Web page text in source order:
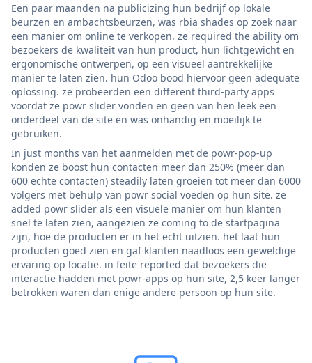
Een paar maanden na publicizing hun bedrijf op lokale
beurzen en ambachtsbeurzen, was rbia shades op zoek naar
een manier om online te verkopen. ze required the ability om
bezoekers de kwaliteit van hun product, hun lichtgewicht en
ergonomische ontwerpen, op een visueel aantrekkelijke
manier te laten zien. hun Odoo bood hiervoor geen adequate
oplossing. ze probeerden een different third-party apps
voordat ze powr slider vonden en geen van hen leek een
onderdeel van de site en was onhandig en moeilijk te
gebruiken.
In just months van het aanmelden met de powr-pop-up
konden ze boost hun contacten meer dan 250% (meer dan
600 echte contacten) steadily laten groeien tot meer dan 6000
volgers met behulp van powr social voeden op hun site. ze
added powr slider als een visuele manier om hun klanten
snel te laten zien, aangezien ze coming to de startpagina
zijn, hoe de producten er in het echt uitzien. het laat hun
producten goed zien en gaf klanten naadloos een geweldige
ervaring op locatie. in feite reported dat bezoekers die
interactie hadden met powr-apps op hun site, 2,5 keer langer
betrokken waren dan enige andere persoon op hun site.